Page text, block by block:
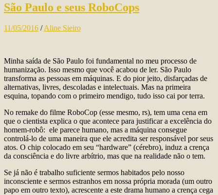
São Paulo e seus RoboCops
11/05/2016 /Aline Sieiro
Minha saída de São Paulo foi fundamental no meu processo de
humanização. Isso mesmo que você acabou de ler. São Paulo
transforma as pessoas em máquinas. E do pior jeito, disfarçadas de
alternativas, livres, descoladas e intelectuais. Mas na primeira
esquina, topando com o primeiro mendigo, tudo isso cai por terra.
No remake do filme RoboCop (esse mesmo, rs), tem uma cena em
que o cientista explica o que acontece para justificar a excelência do
homem-robô: ele parece humano, mas a máquina consegue
controlá-lo de uma maneira que ele acredita ser responsável por seus
atos. O chip colocado em seu “hardware” (cérebro), induz a crença
da consciência e do livre arbítrio, mas que na realidade não o tem.
Se já não é trabalho suficiente sermos habitados pelo nosso
inconsciente e sermos estranhos em nossa própria morada (um outro
papo em outro texto), acrescente a este drama humano a crença cega